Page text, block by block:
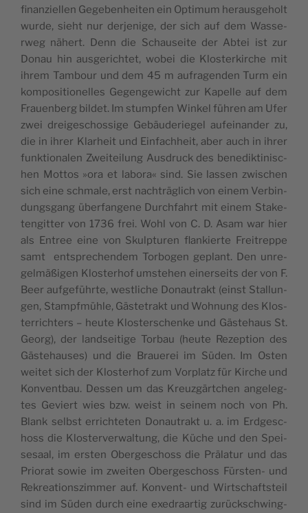
finan­zi­el­len Geg­eben­he­i­ten ein Opti­mum hera­u­s­ge­holt
wur­de, sie­ht nur der­je­n­ige, der sich auf dem Was­se­
rweg nähert. Denn die Scha­u­se­ite der Abtei ist zur
Donau hin aus­ge­ric­htet, wobei die Klo­s­ter­kirc­he mit
ihrem Tam­bo­ur und dem 45 m aufra­gen­den Turm ein
kom­po­si­ti­o­nel­les Gegen­ge­wic­ht zur Kapel­le auf dem
Fra­u­en­berg bil­det. Im stum­p­fen Win­kel führen am Ufer
zwei dre­i­ge­sc­hos­s­ige Gebäu­de­ri­e­gel aufe­i­nan­der zu,
die in ihrer Klar­he­it und Ein­fac­hhe­it, aber auch in ihrer
funk­ti­o­na­len Zwe­i­te­i­lung Aus­druck des bene­dik­ti­ni­sc­
hen Mot­tos »ora et labo­ra« sind. Sie las­sen zwi­sc­hen
sich eine schma­le, erst nac­hträglich von einem Ver­bin­
dung­s­gang über­fan­ge­ne Durc­hfa­hrt mit einem Sta­ke­
ten­git­ter von 1736 frei. Wohl von C. D. Asam war hier
als Entree eine von Skul­p­tu­ren flan­ki­er­te Fre­i­tre­ppe
samt ent­s­prec­hen­dem Tor­bo­gen geplant. Den unre­
gel­mäßi­gen Klo­s­ter­hof ums­te­hen einer­se­its der von F.
Beer auf­ge­führ­te, wes­tlic­he Dona­u­trakt (einst Stal­lun­
gen, Stam­pf­mühle, Gäs­te­trakt und Wohnung des Klo­s­
te­rric­hters – heu­te Klo­s­ter­sc­hen­ke und Gäs­te­ha­us St.
Georg), der land­se­i­t­ige Tor­bau (heu­te Reze­p­ti­on des
Gäs­te­ha­u­ses) und die Bra­u­e­rei im Süden. Im Osten
wei­tet sich der Klo­s­ter­hof zum Vor­platz für Kirc­he und
Kon­vent­bau. Des­sen um das Kre­uz­gärtc­hen ange­leg­
tes Gevi­ert wies bzw. weist in sei­nem noch von Ph.
Blank selbst erric­hte­ten Dona­u­trakt u. a. im Erd­ge­sc­
hoss die Klo­s­ter­ve­rwal­tung, die Küc­he und den Spe­i­
se­sa­al, im ers­ten Ober­ge­sc­hoss die Präla­tur und das
Pri­o­rat sowie im zwe­i­ten Ober­ge­sc­hoss Für­s­ten- und
Rekre­a­ti­ons­zim­mer auf. Kon­vent- und Wirt­sc­ha­ft­s­te­il
sind im Süden durch eine exe­dra­ar­tig zurück­sc­hwin­g­